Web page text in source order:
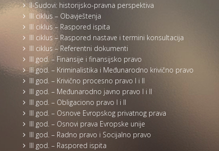
II-Sudovi: historijsko-pravna perspektiva
III ciklus – Obavještenja
III ciklus – Raspored ispita
III ciklus – Raspored nastave i termini konsultacija
III ciklus – Referentni dokumenti
III god. – Finansije i finansijsko pravo
III god. – Kriminalistika i Međunarodno krivično pravo
III god. – Krivično procesno pravo I i II
III god. – Međunarodno javno pravo I i II
III god. – Obligaciono pravo I i II
III god. – Osnove Evropskog privatnog prava
III god. – Osnovi prava Evropske unije
III god. – Radno pravo i Socijalno pravo
III god. – Raspored ispita